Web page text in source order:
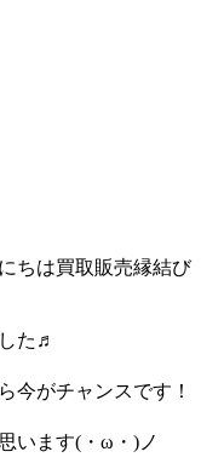
ちは買取販売縁結び
た♬
今がチャンスです！
います(・ω・)ノ